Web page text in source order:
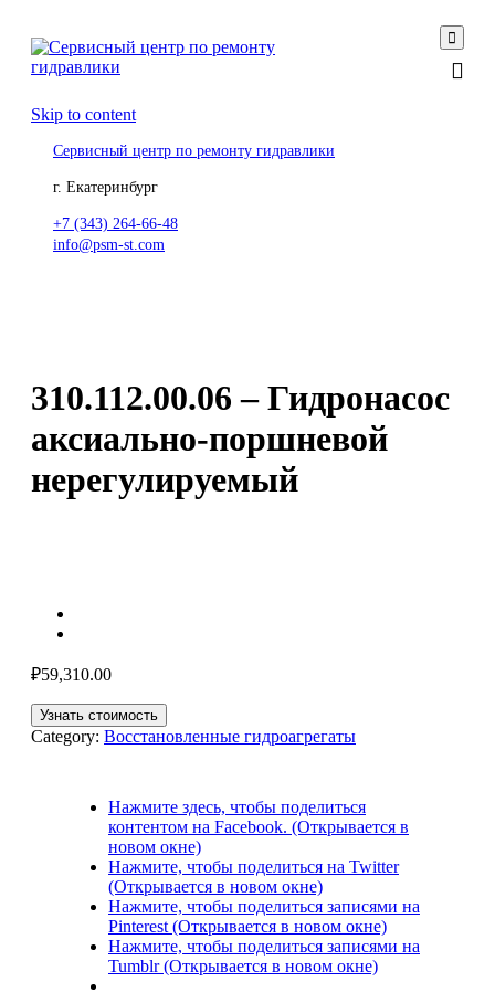

Skip to content
Сервисный центр по ремонту гидравлики
г. Екатеринбург
+7 (343) 264-66-48
info@psm-st.com
310.112.00.06 – Гидронасос
аксиально-поршневой
нерегулируемый
₽59,310.00
Узнать стоимость
Category: Восстановленные гидроагрегаты
Нажмите здесь, чтобы поделиться
контентом на Facebook. (Открывается в
новом окне)
Нажмите, чтобы поделиться на Twitter
(Открывается в новом окне)
Нажмите, чтобы поделиться записями на
Pinterest (Открывается в новом окне)
Нажмите, чтобы поделиться записями на
Tumblr (Открывается в новом окне)